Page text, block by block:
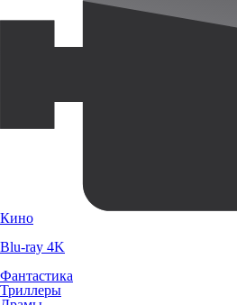
Кино
Blu-ray 4K
Фантастика
Триллеры